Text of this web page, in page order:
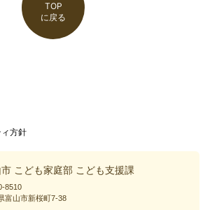
TOP
に戻る
方針
こども家庭部 こども支援課
8510
富山市新桜町7-38